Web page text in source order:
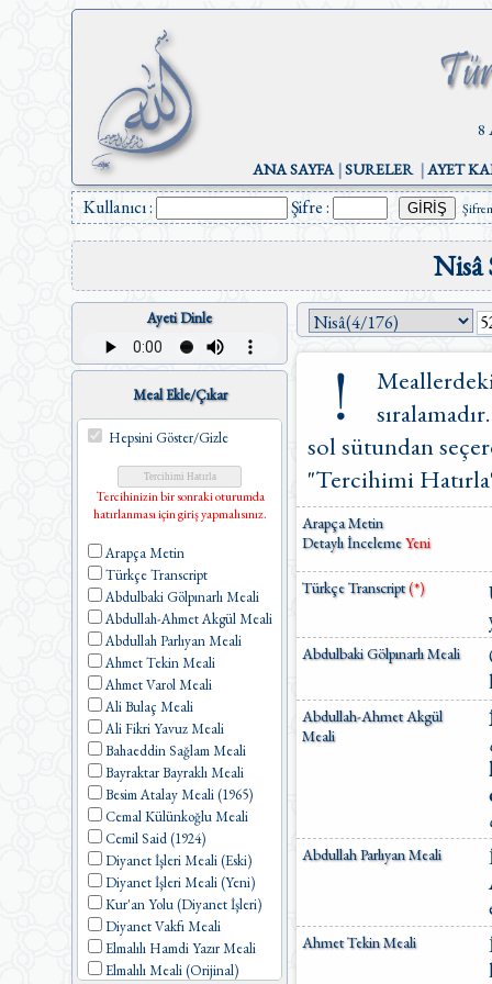
8
ANA SAYFA|SURELER|AYET
Kullanıcı : Şifre :
Nisâ
Ayeti Dinle
Meal Ekle/Çıkar
Hepsini Göster/Gizle
Tercihinizin bir sonraki oturumda
hatırlanması için giriş yapmalısınız.
Arapça Metin
Türkçe Transcript
Abdulbaki Gölpınarlı Meali
Abdullah-Ahmet Akgül Meali
Abdullah Parlıyan Meali
Ahmet Tekin Meali
Ahmet Varol Meali
Ali Bulaç Meali
Ali Fikri Yavuz Meali
Bahaeddin Sağlam Meali
Bayraktar Bayraklı Meali
Besim Atalay Meali (1965)
Cemal Külünkoğlu Meali
Cemil Said (1924)
Diyanet İşleri Meali (Eski)
Diyanet İşleri Meali (Yeni)
Kur'an Yolu (Diyanet İşleri)
Diyanet Vakfı Meali
Elmalılı Hamdi Yazır Meali
Elmalılı Meali (Orijinal)
sol sütundan
"Tercihimi
Arapça Metin
Detaylı İncelemeYeni
Türkçe Transcript(*)
Abdulbaki Gölpınarlı Meali
Abdullah-Ahmet Akgül
Meali
Abdullah Parlıyan Meali
Ahmet Tekin Meali